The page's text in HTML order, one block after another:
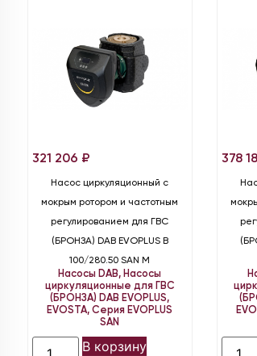
321 206 ₽
Насос циркуляционный с
мокрым ротором и частотным
регулированием для ГВС
(БРОНЗА) DAB EVOPLUS B
100/280.50 SAN M
Насосы DAB, Насосы
циркуляционные для ГВС
(БРОНЗА) DAB EVOPLUS,
EVOSTA,Серия EVOPLUS
SAN
В корзину
378